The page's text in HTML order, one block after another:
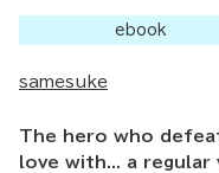
ebook
samesuke
The hero who
love with... a regular